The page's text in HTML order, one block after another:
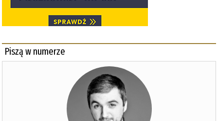
Piszą w numerze